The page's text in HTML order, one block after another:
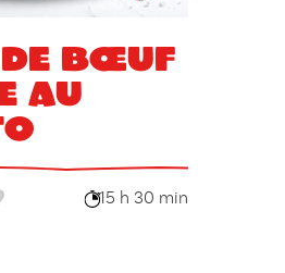
bœuf
au
15 h 30 min